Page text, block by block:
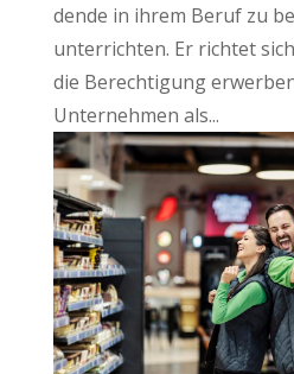
den­de in ihrem Beruf zu
unter­rich­ten. Er rich­tet
die Berech­ti­gung
Unter­neh­men als...